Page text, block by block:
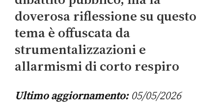
doverosa riflessione su questo
tema è offuscata da
strumentalizzazioni e
allarmismi di corto respiro
Ultimo aggiornamento: 05/05/2026